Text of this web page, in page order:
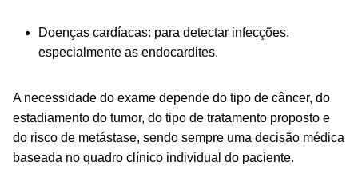
Doenças cardíacas: para detectar infecções,
especialmente as endocardites.
A necessidade do exame depende do tipo de câncer, do
estadiamento do tumor, do tipo de tratamento proposto e
do risco de metástase, sendo sempre uma decisão médica
baseada no quadro clínico individual do paciente.